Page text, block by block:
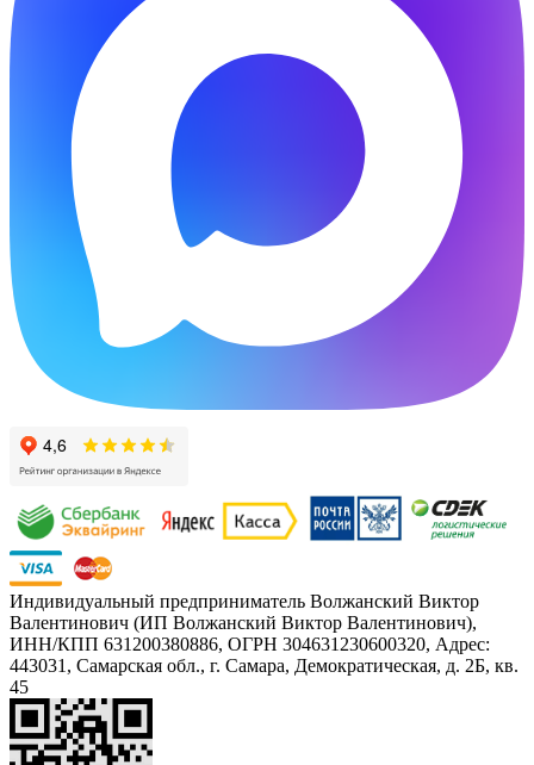
Индивидуальный предприниматель Волжанский Виктор
Валентинович (ИП Волжанский Виктор Валентинович),
ИНН/КПП 631200380886, ОГРН 304631230600320, Адрес:
443031, Самарская обл., г. Самара, Демократическая, д. 2Б, кв.
45